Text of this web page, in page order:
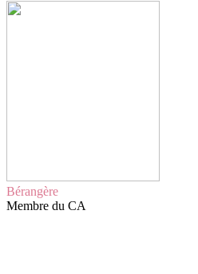
Bérangère
Membre du CA